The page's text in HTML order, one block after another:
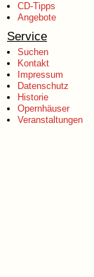
CD-Tipps
Angebote
Service
Suchen
Kontakt
Impressum
Datenschutz
Historie
Opernhäuser
Veranstaltungen